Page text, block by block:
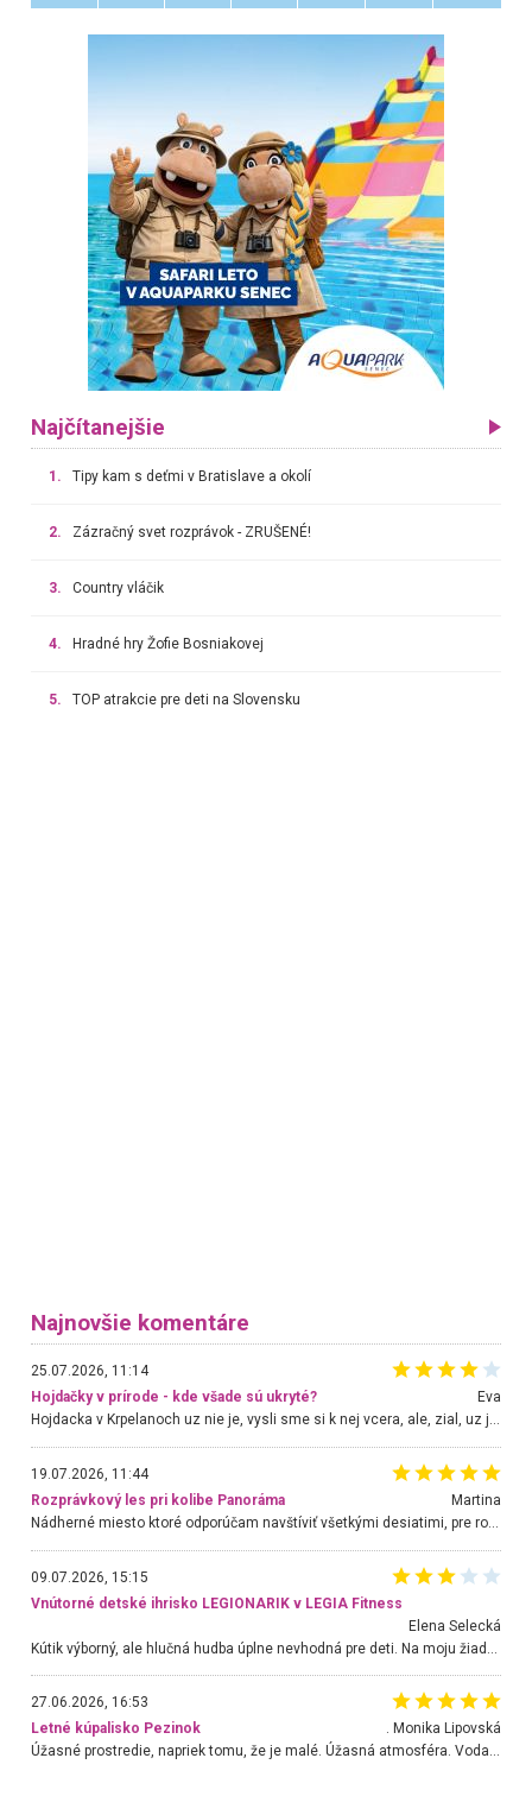
Najčítanejšie
1. Tipy kam s deťmi v Bratislave a okolí
2. Zázračný svet rozprávok - ZRUŠENÉ!
3. Country vláčik
4. Hradné hry Žofie Bosniakovej
5. TOP atrakcie pre deti na Slovensku
Najnovšie komentáre
25.07.2026, 11:14
Hojdačky v prírode - kde všade sú ukryté?
Eva
Hojdacka v Krpelanoch uz nie je, vysli sme si k nej vcera, ale, zial, uz je znicena. Ak sem planujete cestu len kvoli hojdacke, mozete si ju usetrit. Krasny vyhlad je tu vsak aj bez hojdacky :-)
19.07.2026, 11:44
Rozprávkový les pri kolibe Panoráma
Martina
Nádherné miesto ktoré odporúčam navštíviť všetkými desiatimi, pre rodiny s deťmi, dôchodcom... Proste a jednoducho ozaj rozprávkový les.. určite ešte prídeme. Odniesli sme si na pamiatku krásne tričká,
09.07.2026, 15:15
Vnútorné detské ihrisko LEGIONARIK v LEGIA Fitness
Elena Selecká
27.06.2026, 16:53
Letné kúpalisko Pezinok
. Monika Lipovská
Úžasné prostredie, napriek tomu, že je malé. Úžasná atmosféra. Voda fantastická a nádherná. Ľudí je pomerne veľa, ale su mili a ohľaduplní. Je veľmi zaujímavé sledovať, ako dokážu spolu športovať cudzí ľudia a bez ohľadu na vek. Vládne tu pohoda. Vnuka neviem dostať z vody. Ďakujem za krásny deň . Urcite sa sem vrátim. Jediný problém je s parkovaním, ale aj ten sa mi podarilo vyriešiť. Monika Bratislava